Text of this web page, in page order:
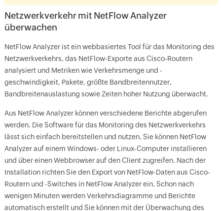
Netzwerkverkehr mit NetFlow Analyzer
überwachen
NetFlow Analyzer ist ein webbasiertes Tool für das Monitoring des
Netzwerkverkehrs, das NetFlow-Exporte aus Cisco-Routern
analysiert und Metriken wie Verkehrsmenge und -
geschwindigkeit, Pakete, größte Bandbreitennutzer,
Bandbreitenauslastung sowie Zeiten hoher Nutzung überwacht.
Aus NetFlow Analyzer können verschiedene Berichte abgerufen
werden. Die Software für das Monitoring des Netzwerkverkehrs
lässt sich einfach bereitstellen und nutzen. Sie können NetFlow
Analyzer auf einem Windows- oder Linux-Computer installieren
und über einen Webbrowser auf den Client zugreifen. Nach der
Installation richten Sie den Export von NetFlow-Daten aus Cisco-
Routern und -Switches in NetFlow Analyzer ein. Schon nach
wenigen Minuten werden Verkehrsdiagramme und Berichte
automatisch erstellt und Sie können mit der Überwachung des